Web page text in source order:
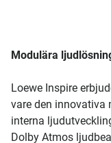
Modulära
Loewe Inspire
vare den innovativa
interna
Dolby Atmos